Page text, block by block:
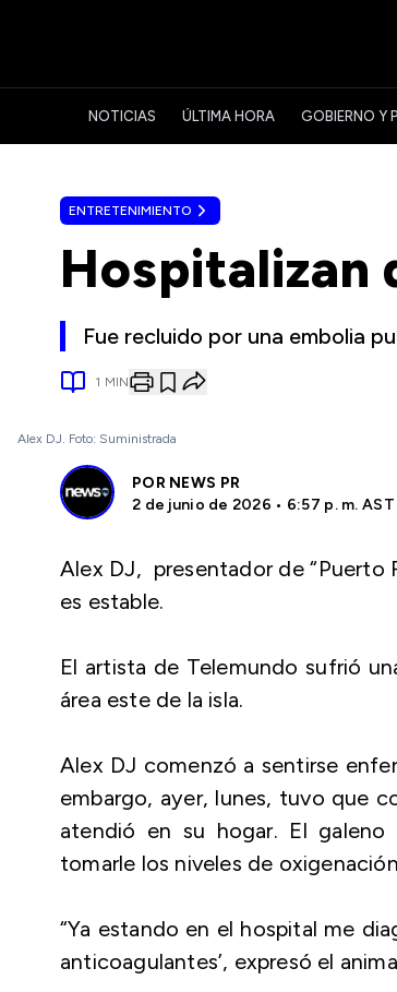
NOTICIAS ÚLTIMA HORA GOBIERNO Y
ENTRETENIMIENTO
Hospitalizan
Fue recluido por una embolia
1 MIN
Alex DJ. Foto: Suministrada
POR NEWS PR
2 de junio de 2026 • 6:57 p. m. AST
Alex DJ, presentador de “Puerto
es estable.
El artista de Telemundo sufrió
área este de la isla.
Alex DJ comenzó a sentirse
embargo, ayer, lunes, tuvo que
atendió en su hogar. El
tomarle los niveles de
“Ya estando en el hospital me
anticoagulantes’, expresó el